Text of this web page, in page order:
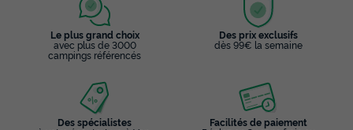
Le plus grand choix
avec plus de 3000
campings référencés
Des prix exclusifs
dès 99€ la semaine
Des spécialistes Facilités de paiement